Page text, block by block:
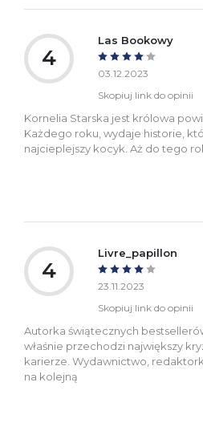
4
Las Bookowy
03.12.2023
Skopiuj link do opinii
Kornelia Starska jest królowa
Każdego roku, wydaje historie,
najcieplejszy kocyk. Aż do tego
4
Livre_papillon
23.11.2023
Skopiuj link do opinii
Autorka świątecznych
właśnie przechodzi największy
karierze. Wydawnictwo,
na kolejną